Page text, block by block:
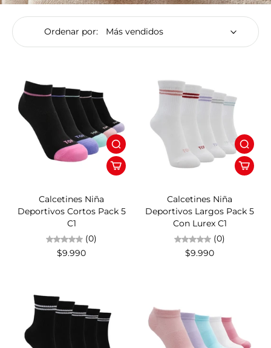
Ordenar por:
Calcetines Niña
Deportivos Cortos Pack 5
C1
(0)
$9.990
Calcetines Niña
Deportivos Largos Pack 5
Con Lurex C1
(0)
$9.990